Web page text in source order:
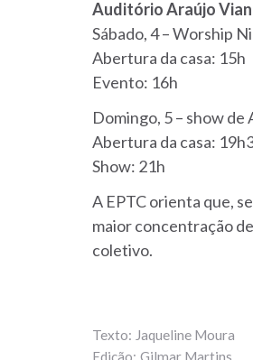
Auditório Araújo
Sábado, 4 – Worship
Abertura da casa: 15h
Evento: 16h
Domingo, 5 – show de
Abertura da casa:
Show: 21h
A EPTC orienta que,
maior concentração
coletivo.
Jaqueline Moura
Gilmar Martins